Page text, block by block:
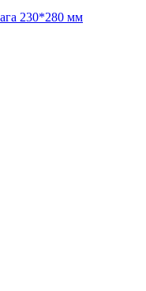
230*280 мм